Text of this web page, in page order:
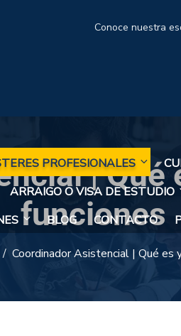
Conoce nuestra
PROFESIONALES
ARRAIGO O VISA DE ESTUDIO
BLOG CONTACTO
| Qué
funciones
Coordinador Asistencial | Qué es